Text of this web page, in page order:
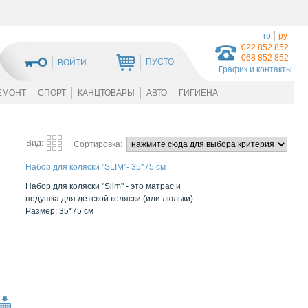
022 852 852
068 852 852
График и контакты
ВОЙТИ ПУСТО
ro ру
СПОРТ КАНЦТОВАРЫ АВТО ГИГИЕНА
Вид: Сортировка:
Набор для коляски "SLIM"- 35*75 см
Набор для коляски "Slim" - это матрас и
подушка для детской коляски (или люльки)
Размер: 35*75 см